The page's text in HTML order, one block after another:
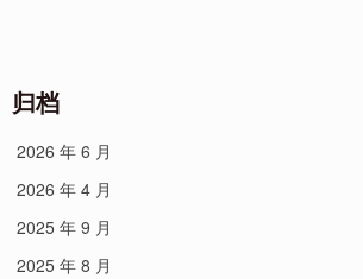
归档
2026 年 6 月
2026 年 4 月
2025 年 9 月
2025 年 8 月